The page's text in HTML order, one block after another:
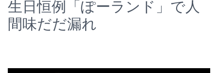
生日恒例「ぽーランド」で人
間味だだ漏れ